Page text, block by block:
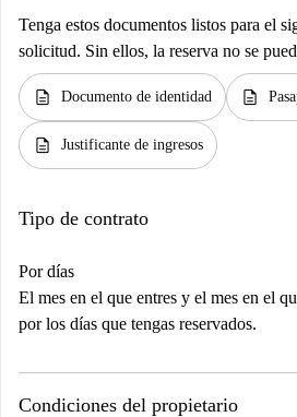
Tenga estos documentos listos para el
solicitud. Sin ellos, la reserva no se
description Documento de identidad description
description Justificante de ingresos
Tipo de contrato
Por días
El mes en el que entres y el mes en el
por los días que tengas reservados.
Condiciones del propietario